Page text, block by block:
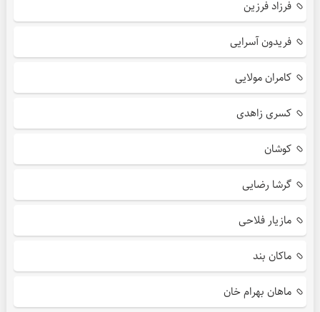
فرزاد فرزین
فریدون آسرایی
کامران مولایی
کسری زاهدی
کوشان
گرشا رضایی
مازیار فلاحی
ماکان بند
ماهان بهرام خان